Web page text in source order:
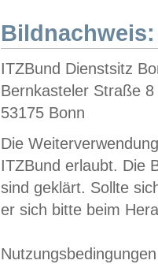
Bildnachweis:
ITZBund Dienstsitz
Bernkasteler Straße 8
53175 Bonn
Die
ITZBund erlaubt. Die
sind geklärt. Sollte
er sich bitte beim